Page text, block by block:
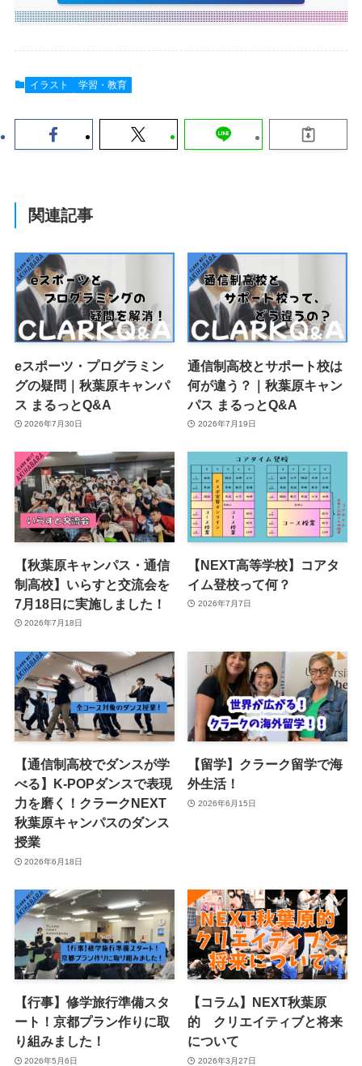
イラスト 学習・教育
関連記事
eスポーツ・プログラミン
グの疑問｜秋葉原キャンパ
ス まるっとQ&A
2026年7月30日
通信制高校とサポート校は
何が違う？｜秋葉原キャン
パス まるっとQ&A
2026年7月19日
【秋葉原キャンパス・通信
制高校】いらすと交流会を
7月18日に実施しました！
2026年7月18日
【NEXT高等学校】コアタ
イム登校って何？
2026年7月7日
【通信制高校でダンスが学
べる】K-POPダンスで表現
力を磨く！クラークNEXT
秋葉原キャンパスのダンス
授業
2026年6月18日
【留学】クラーク留学で海
外生活！
2026年6月15日
【行事】修学旅行準備スタ
ート！京都プラン作りに取
り組みました！
2026年5月6日
【コラム】NEXT秋葉原
的 クリエイティブと将来
について
2026年3月27日